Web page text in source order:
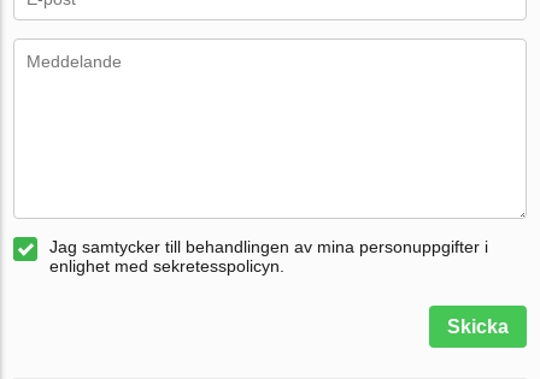
Jag samtycker till behandlingen av mina personuppgifter i
enlighet med sekretesspolicyn.
Skicka